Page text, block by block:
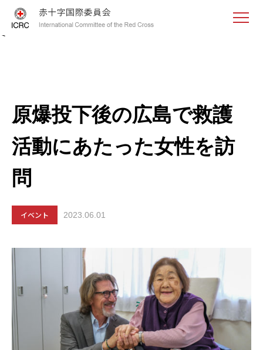
<
原爆投下後の広島で救護
活動にあたった女性を訪
問
イベント 2023.06.01